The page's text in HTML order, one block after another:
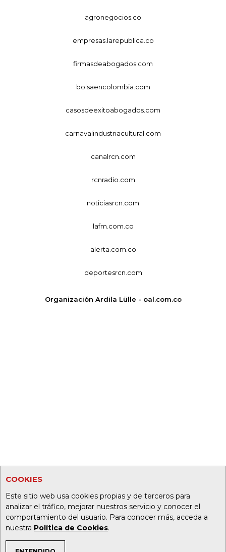
COOKIES
Este sitio web usa cookies propias y de terceros para
analizar el tráfico, mejorar nuestros servicio y conocer el
comportamiento del usuario. Para conocer más, acceda a
nuestra Política de Cookies.
agronegocios.co
empresas.larepublica.co
firmasdeabogados.com
bolsaencolombia.com
casosdeexitoabogados.com
carnavalindustriacultural.com
canalrcn.com
rcnradio.com
noticiasrcn.com
lafm.com.co
alerta.com.co
deportesrcn.com
Organización Ardila Lülle - oal.com.co